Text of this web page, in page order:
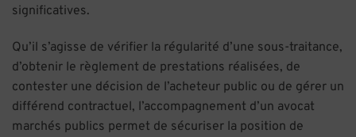
significatives.
Qu’il s’agisse de vérifier la régularité d’une sous-traitance,
d’obtenir le règlement de prestations réalisées, de
contester une décision de l’acheteur public ou de gérer un
différend contractuel, l’accompagnement d’un avocat
marchés publics permet de sécuriser la position de